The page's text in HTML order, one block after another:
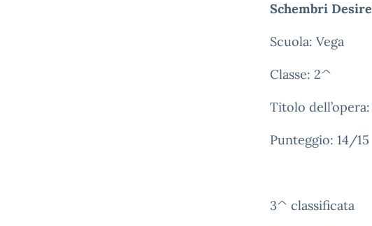
Schembri
Scuola: Vega
Classe: 2^
Titolo dell’opera:
Punteggio: 14/15
3^ classificata